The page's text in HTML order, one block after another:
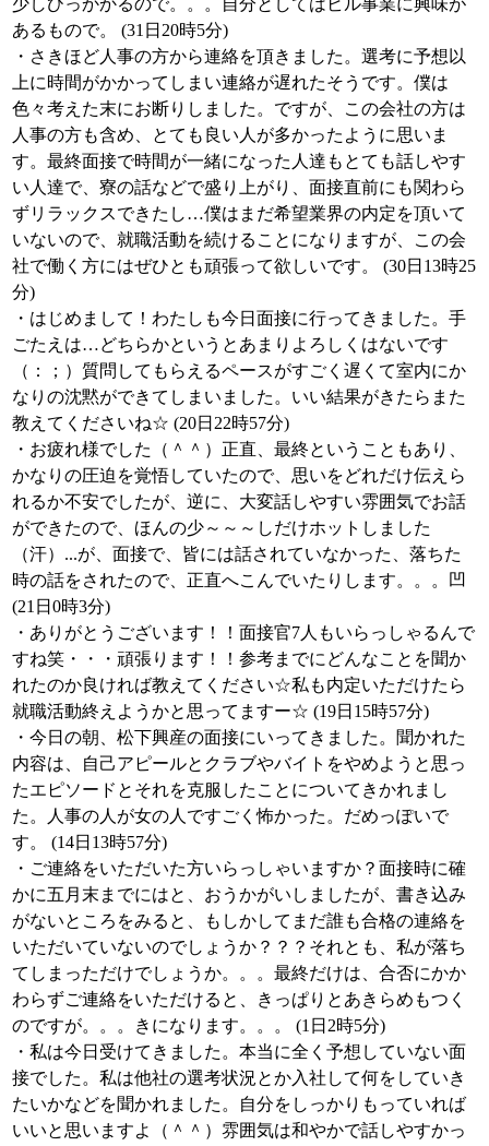
少しひっかかるので。。。自分としてはビル事業に興味が
あるもので。 (31日20時5分)
・さきほど人事の方から連絡を頂きました。選考に予想以
上に時間がかかってしまい連絡が遅れたそうです。僕は
色々考えた末にお断りしました。ですが、この会社の方は
人事の方も含め、とても良い人が多かったように思いま
す。最終面接で時間が一緒になった人達もとても話しやす
い人達で、寮の話などで盛り上がり、面接直前にも関わら
ずリラックスできたし…僕はまだ希望業界の内定を頂いて
いないので、就職活動を続けることになりますが、この会
社で働く方にはぜひとも頑張って欲しいです。 (30日13時25
分)
・はじめまして！わたしも今日面接に行ってきました。手
ごたえは…どちらかというとあまりよろしくはないです
（：；）質問してもらえるペースがすごく遅くて室内にか
なりの沈黙ができてしまいました。いい結果がきたらまた
教えてくださいね☆ (20日22時57分)
・お疲れ様でした（＾＾）正直、最終ということもあり、
かなりの圧迫を覚悟していたので、思いをどれだけ伝えら
れるか不安でしたが、逆に、大変話しやすい雰囲気でお話
ができたので、ほんの少～～～しだけホットしました
（汗）...が、面接で、皆には話されていなかった、落ちた
時の話をされたので、正直へこんでいたりします。。。凹
(21日0時3分)
・ありがとうございます！！面接官7人もいらっしゃるんで
すね笑・・・頑張ります！！参考までにどんなことを聞か
れたのか良ければ教えてください☆私も内定いただけたら
就職活動終えようかと思ってますー☆ (19日15時57分)
・今日の朝、松下興産の面接にいってきました。聞かれた
内容は、自己アピールとクラブやバイトをやめようと思っ
たエピソードとそれを克服したことについてきかれまし
た。人事の人が女の人ですごく怖かった。だめっぽいで
す。 (14日13時57分)
・ご連絡をいただいた方いらっしゃいますか？面接時に確
かに五月末までにはと、おうかがいしましたが、書き込み
がないところをみると、もしかしてまだ誰も合格の連絡を
いただいていないのでしょうか？？？それとも、私が落ち
てしまっただけでしょうか。。。最終だけは、合否にかか
わらずご連絡をいただけると、きっぱりとあきらめもつく
のですが。。。きになります。。。 (1日2時5分)
・私は今日受けてきました。本当に全く予想していない面
接でした。私は他社の選考状況とか入社して何をしていき
たいかなどを聞かれました。自分をしっかりもっていれば
いいと思いますよ（＾＾）雰囲気は和やかで話しやすかっ